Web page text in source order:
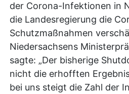
der Corona-Infektionen in
die Landesregierung die
Schutzmaßnahmen
Niedersachsens
sagte: „Der bisherige
nicht die erhofften
bei uns steigt die Zahl der